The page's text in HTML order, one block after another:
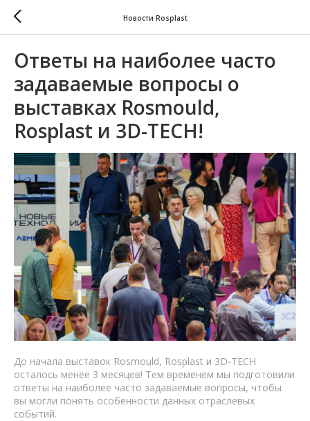
Новости Rosplast
Ответы на наиболее часто
задаваемые вопросы о
выставках Rosmould,
Rosplast и 3D-TECH!
До начала выставок Rosmould, Rosplast и 3D-TECH
осталось менее 3 месяцев! Тем временем мы подготовили
ответы на наиболее часто задаваемые вопросы, чтобы
вы могли понять особенности данных отраслевых
событий.